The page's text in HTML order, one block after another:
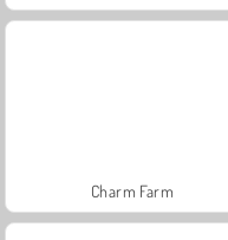
Charm Farm